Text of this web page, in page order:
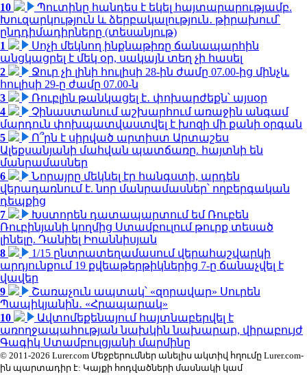
10
Պուտինը հանդես է եկել հայտարարությամբ.
Խուզարկություն և ձերբակալություն․ թիրախում՝
ընդդիմադիրները (տեսանյութ)
1
Սոչի մեկնող ինքնաթիռը ճանապարհին
անցկացրել է մեկ օր, սակայն տեղ չի հասել
2
Ջուր չի լինի հուլիսի 28-ին ժամը 07.00-ից մինչև
հուլիսի 29-ը ժամը 07.00-ն
3
Ռուբլին թանկացել է․ փոխարժեքն՝ այսօր
4
Չինաստանում աշխարհում առաջին անգամ
մարդուն փոխպատվաստվել է խոզի մի քանի օրգան
5
Ո՞րն է սիրված արտիստ Արտաշես
Ալեքսանյանի մահվան պատճառը. հայտնի են
մանրամասներ
6
Նորայրը մեկնել էր հանգստի, արդեն
վերադառնում է. նոր մանրամասներ՝ ողբերգական
դեպքից
7
Խստորեն դատապարտում եմ Ռուբեն
Ռուբինյանի կողմից Ստամբուլում թուրք տեսած
լինելը. Դանիել Իոաննիսյան
8
1/15 ընտրատեղամասում վերահաշվարկի
արդյունքում 19 քվեաթերթիկներից 7-ը ճանաչվել է
վավեր
9
Շառաչուն ապտակ՝ «զորավար» Սուրեն
Պապիկյանին․ «Հրապարակ»
10
Ավտոմեքենայում հայտնաբերվել է
առողջապահության նախկին նախարար, վիրաբույժ
Գագիկ Ստամբուլցյանի մարմինը
© 2011-2026 Lurer.com Մեջբերումներ անելիս ակտիվ հղումը Lurer.com-
ին պարտադիր է: Կայքի հոդվածների մասնակի կամ